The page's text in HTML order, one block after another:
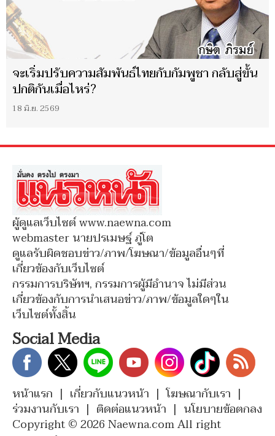
จะเริ่มปรับความสัมพันธ์ไทยกับกัมพูชา กลับสู่ขั้น
ปกติกันเมื่อไหร่?
18 มิ.ย. 2569
ผู้ดูแลเว็บไซต์ www.naewna.com
webmaster นายปรเมษฐ์ ภู่โต
ดูแลรับผิดชอบข่าว/ภาพ/โฆษณา/ข้อมูลอื่นๆที่
เกี่ยวข้องกับเว็บไซต์
กรรมการบริษัทฯ, กรรมการผู้มีอำนาจ ไม่มีส่วน
เกี่ยวข้องกับการนำเสนอข่าว/ภาพ/ข้อมูลใดๆใน
เว็บไซต์ทั้งสิ้น
Social Media
หน้าแรก | เกี่ยวกับแนวหน้า | โฆษณากับเรา |
ร่วมงานกับเรา | ติดต่อแนวหน้า | นโยบายข้อตกลง
Copyright © 2026 Naewna.com All right